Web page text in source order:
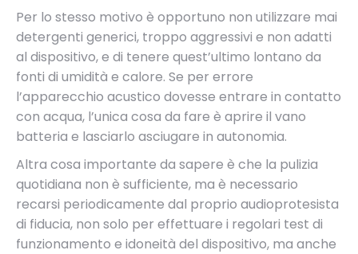
Per lo stesso motivo è opportuno non utilizzare mai
detergenti generici, troppo aggressivi e non adatti
al dispositivo, e di tenere quest’ultimo lontano da
fonti di umidità e calore. Se per errore
l’apparecchio acustico dovesse entrare in contatto
con acqua, l’unica cosa da fare è aprire il vano
batteria e lasciarlo asciugare in autonomia.
Altra cosa importante da sapere è che la pulizia
quotidiana non è sufficiente, ma è necessario
recarsi periodicamente dal proprio audioprotesista
di fiducia, non solo per effettuare i regolari test di
funzionamento e idoneità del dispositivo, ma anche